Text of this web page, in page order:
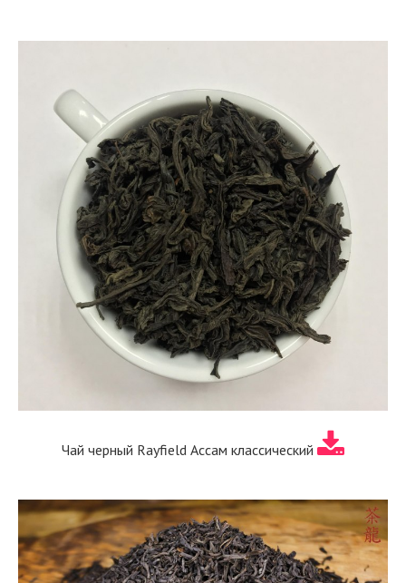
Чай черный Rayfield Ассам классический